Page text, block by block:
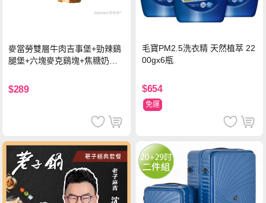
麥當勞雙層牛肉吉事堡+勁辣鷄
腿堡+六塊麥克鷄塊+焦糖奶茶
$289
毛寶PM2.5洗衣精 天然植萃 22
00gx6瓶
$654
免運